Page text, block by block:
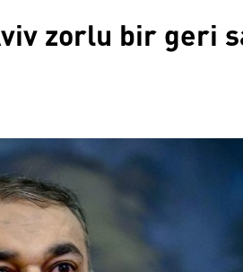
zorlu bir geri